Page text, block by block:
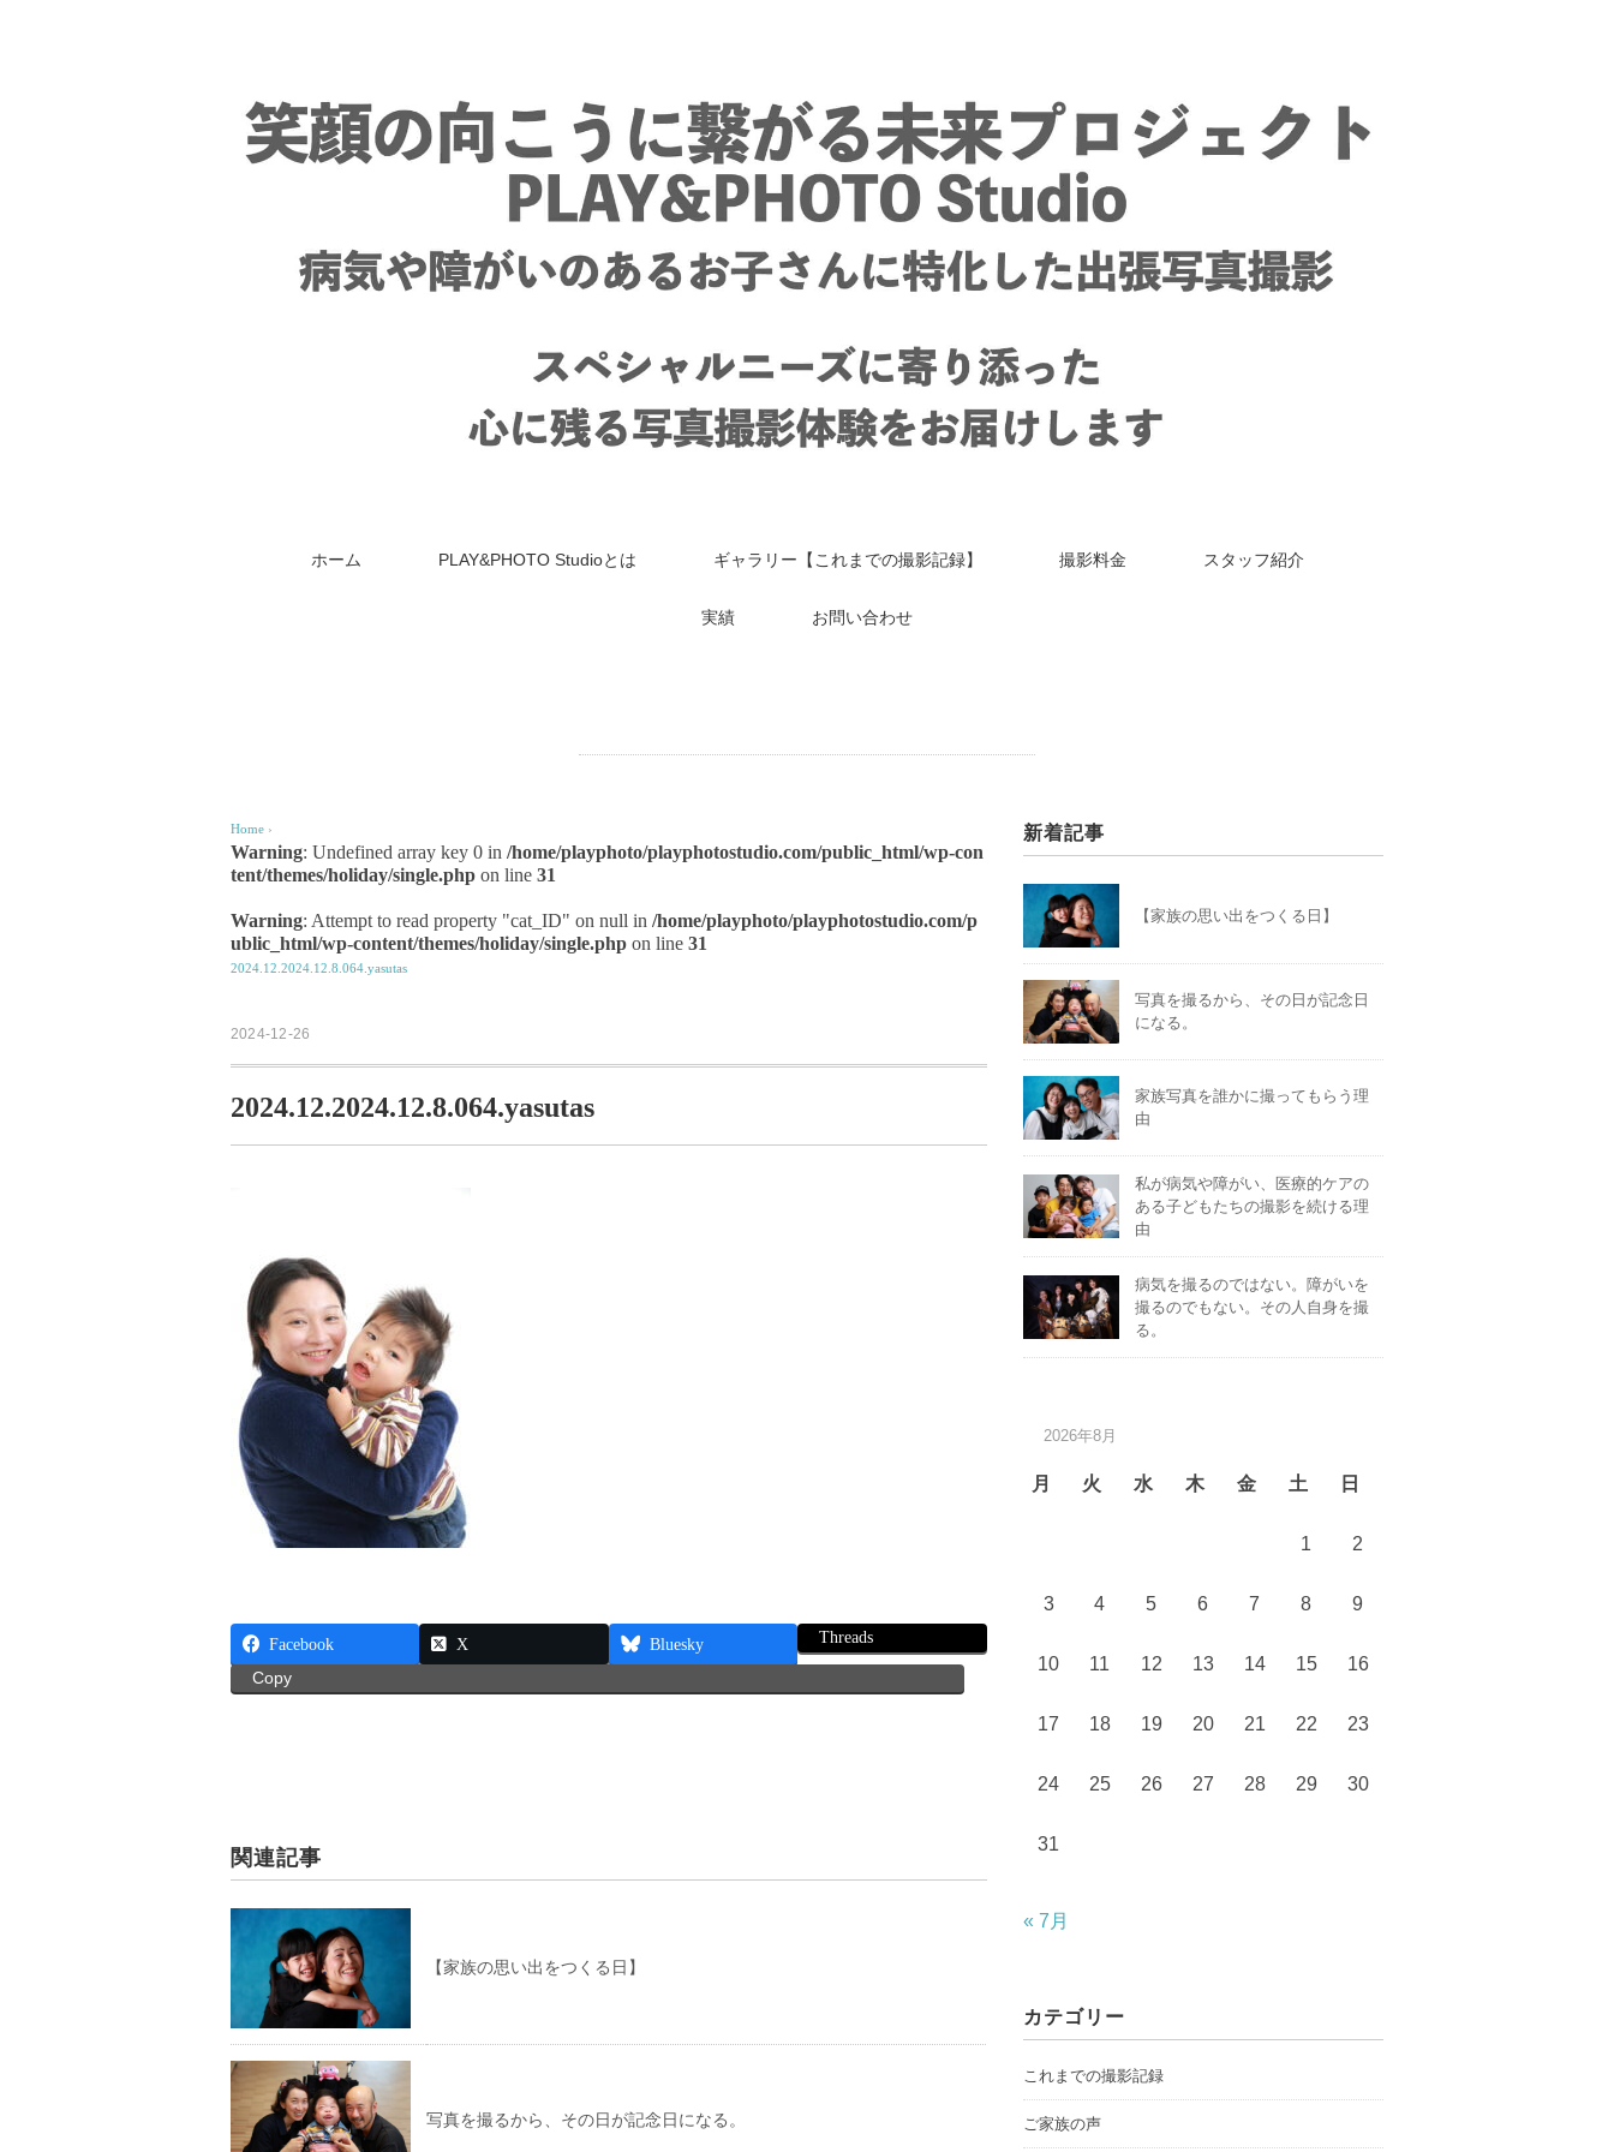
ホーム PLAY&PHOTO Studioとは ギャラリー【これまでの撮影記録】 撮影料金 スタッフ紹介
実績 お問い合わせ
Home ›
Warning: Undefined array key 0 in /home/playphoto/playphotostudio.com/public_html/wp-con
tent/themes/holiday/single.php on line 31
Warning: Attempt to read property "cat_ID" on null in /home/playphoto/playphotostudio.com/p
ublic_html/wp-content/themes/holiday/single.php on line 31
2024.12.2024.12.8.064.yasutas
2024-12-26
2024.12.2024.12.8.064.yasutas
Facebook X Bluesky Threads
Copy
関連記事
【家族の思い出をつくる日】
写真を撮るから、その日が記念日になる。
新着記事
【家族の思い出をつくる日】
写真を撮るから、その日が記念日
になる。
家族写真を誰かに撮ってもらう理
由
私が病気や障がい、医療的ケアの
ある子どもたちの撮影を続ける理
由
病気を撮るのではない。障がいを
撮るのでもない。その人自身を撮
る。
2026年8月
月 火 水 木 金 土 日
1 2
3 4 5 6 7 8 9
10 11 12 13 14 15 16
17 18 19 20 21 22 23
24 25 26 27 28 29 30
31
« 7月
カテゴリー
これまでの撮影記録
ご家族の声